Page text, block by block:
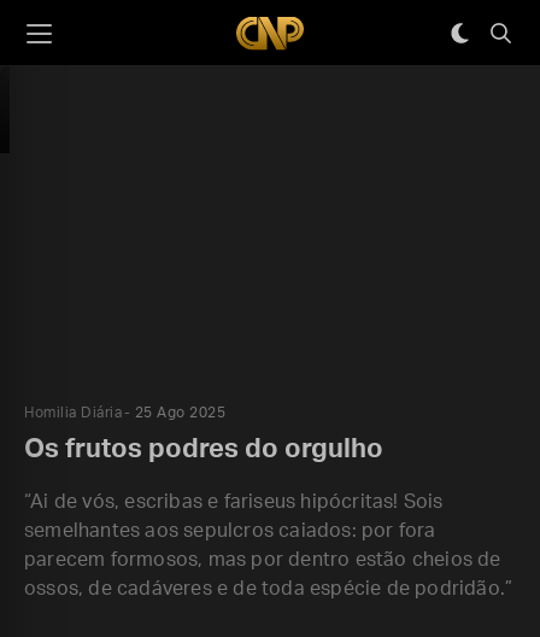
Homilia Diária 25 Ago 2025
Os frutos podres do orgulho
“Ai de vós, escribas e fariseus hipócritas! Sois
semelhantes aos sepulcros caiados: por fora
parecem formosos, mas por dentro estão cheios de
ossos, de cadáveres e de toda espécie de podridão.”